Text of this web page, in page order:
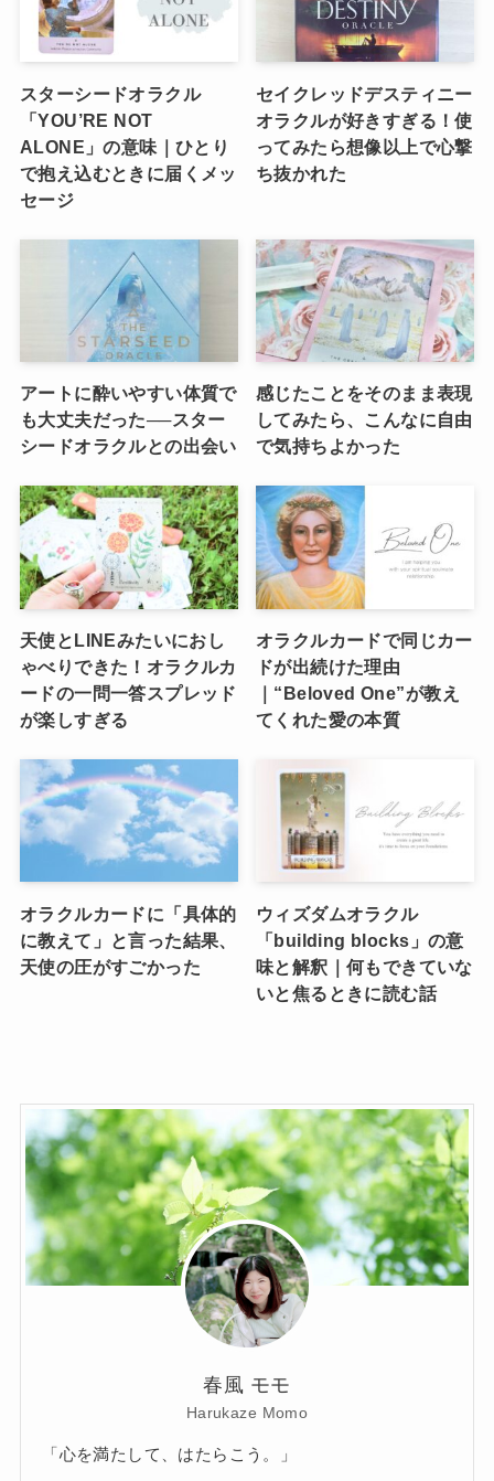
スターシードオラクル
「YOU’RE NOT
ALONE」の意味｜ひとり
で抱え込むときに届くメッ
セージ
セイクレッドデスティニー
オラクルが好きすぎる！使
ってみたら想像以上で心撃
ち抜かれた
アートに酔いやすい体質で
も大丈夫だった──スター
シードオラクルとの出会い
感じたことをそのまま表現
してみたら、こんなに自由
で気持ちよかった
天使とLINEみたいにおし
ゃべりできた！オラクルカ
ードの一問一答スプレッド
が楽しすぎる
オラクルカードで同じカー
ドが出続けた理由
｜“Beloved One”が教え
てくれた愛の本質
オラクルカードに「具体的
に教えて」と言った結果、
天使の圧がすごかった
ウィズダムオラクル
「building blocks」の意
味と解釈｜何もできていな
いと焦るときに読む話
春風 モモ
Harukaze Momo
「心を満たして、はたらこう。」